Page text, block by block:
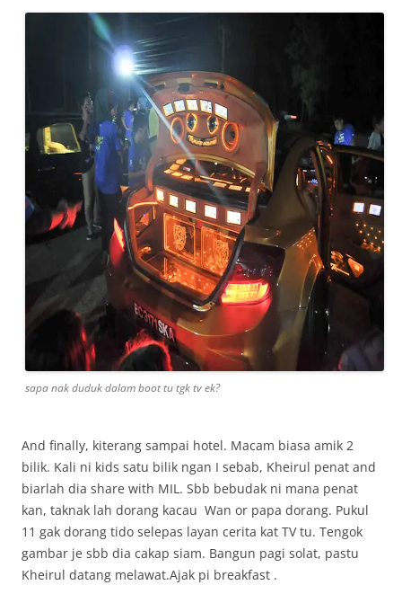
sapa nak duduk dalam boot tu tgk tv ek?
And finally, kiterang sampai hotel. Macam biasa amik 2
bilik. Kali ni kids satu bilik ngan I sebab, Kheirul penat and
biarlah dia share with MIL. Sbb bebudak ni mana penat
kan, taknak lah dorang kacau Wan or papa dorang. Pukul
11 gak dorang tido selepas layan cerita kat TV tu. Tengok
gambar je sbb dia cakap siam. Bangun pagi solat, pastu
Kheirul datang melawat.Ajak pi breakfast .